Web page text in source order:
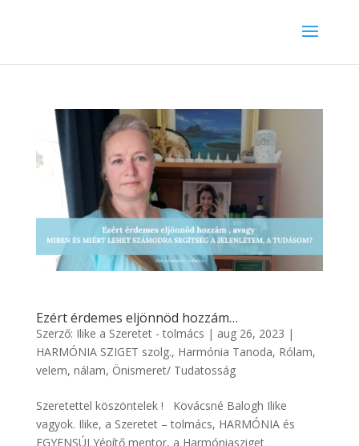
Ezért érdemes eljönnöd hozzám…
Szerző: Ilike a Szeretet - tolmács | aug 26, 2023 |
HARMÓNIA SZIGET szolg., Harmónia Tanoda, Rólam,
velem, nálam, Önismeret/ Tudatosság
Szeretettel köszöntelek ! Kovácsné Balogh Ilike
vagyok. Ilike, a Szeretet – tolmács, HARMÓNIA és
EGYENSÚLYépítő mentor, a Harmóniasziget